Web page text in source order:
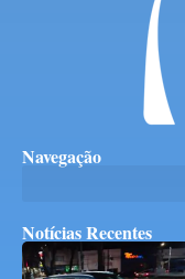
Navegação
Notícias Recentes